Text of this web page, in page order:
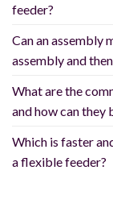
feeder?
Can an assembly
assembly and
What are the
and how can they
Which is faster
a flexible feeder?